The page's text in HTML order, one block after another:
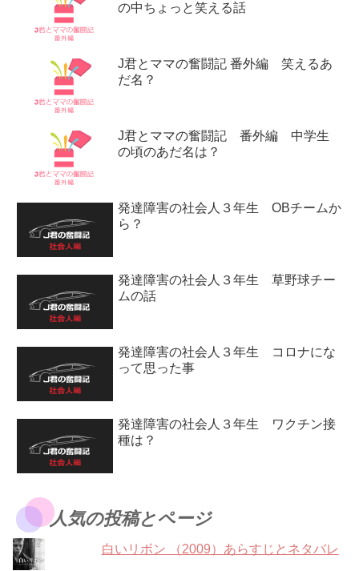
の中ちょっと笑える話
J君とママの奮闘記 番外編 笑えるあ
だ名？
J君とママの奮闘記 番外編 中学生
の頃のあだ名は？
発達障害の社会人３年生 OBチームか
ら？
発達障害の社会人３年生 草野球チー
ムの話
発達障害の社会人３年生 コロナにな
って思った事
発達障害の社会人３年生 ワクチン接
種は？
人気の投稿とページ
白いリボン （2009）あらすじとネタバレ